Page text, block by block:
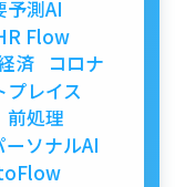
予測AI
Flow
済
コロナ
プレイス
前処理
ーソナルAI